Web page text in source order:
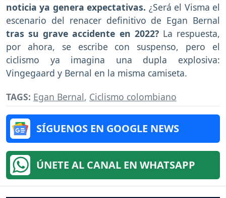
noticia ya genera expectativas. ¿Será el Visma el
escenario del renacer definitivo de Egan Bernal
tras su grave accidente en 2022? La respuesta,
por ahora, se escribe con suspenso, pero el
ciclismo ya imagina una dupla explosiva:
Vingegaard y Bernal en la misma camiseta.
TAGS: Egan Bernal, Ciclismo colombiano
SÍGUENOS EN GOOGLE NEWS
ÚNETE AL CANAL EN WHATSAPP